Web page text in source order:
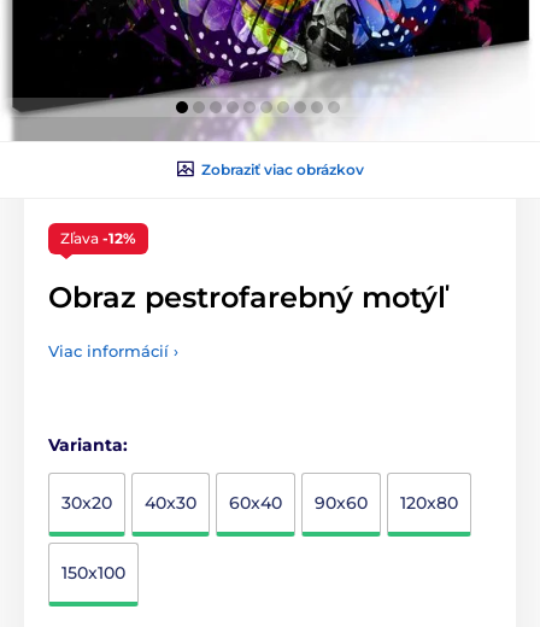
Zobraziť viac obrázkov
Zľava -12%
Obraz pestrofarebný motýľ
Viac informácií ›
Varianta:
30x20 40x30 60x40 90x60 120x80
150x100